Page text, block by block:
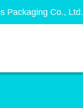
Packaging Co., Ltd.